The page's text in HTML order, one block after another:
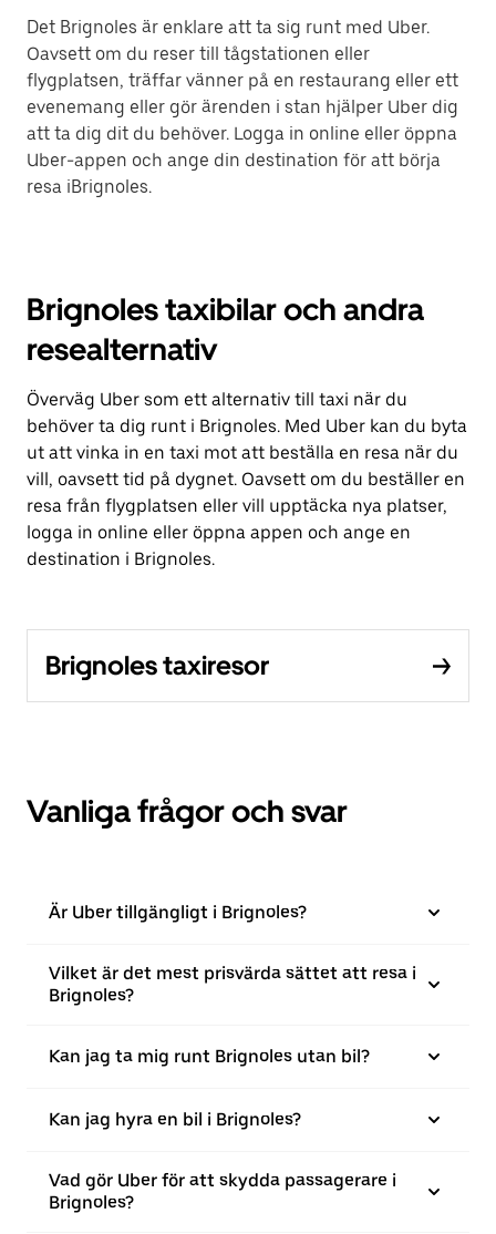
Det Brignoles är enklare att ta sig runt med Uber.
Oavsett om du reser till tågstationen eller
flygplatsen, träffar vänner på en restaurang eller ett
evenemang eller gör ärenden i stan hjälper Uber dig
att ta dig dit du behöver. Logga in online eller öppna
Uber-appen och ange din destination för att börja
resa iBrignoles.
Brignoles taxibilar och andra
resealternativ
Överväg Uber som ett alternativ till taxi när du
behöver ta dig runt i Brignoles. Med Uber kan du byta
ut att vinka in en taxi mot att beställa en resa när du
vill, oavsett tid på dygnet. Oavsett om du beställer en
resa från flygplatsen eller vill upptäcka nya platser,
logga in online eller öppna appen och ange en
destination i Brignoles.
Brignoles taxiresor
Vanliga frågor och svar
Är Uber tillgängligt i Brignoles?
Vilket är det mest prisvärda sättet att resa i
Brignoles?
Kan jag ta mig runt Brignoles utan bil?
Kan jag hyra en bil i Brignoles?
Vad gör Uber för att skydda passagerare i
Brignoles?